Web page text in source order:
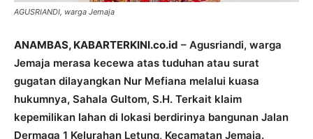
AGUSRIANDI, warga Jemaja
ANAMBAS, KABARTERKINI.co.id – Agusriandi, warga
Jemaja merasa kecewa atas tuduhan atau surat
gugatan dilayangkan Nur Mefiana melalui kuasa
hukumnya, Sahala Gultom, S.H. Terkait klaim
kepemilikan lahan di lokasi berdirinya bangunan Jalan
Dermaga 1 Kelurahan Letung, Kecamatan Jemaja.